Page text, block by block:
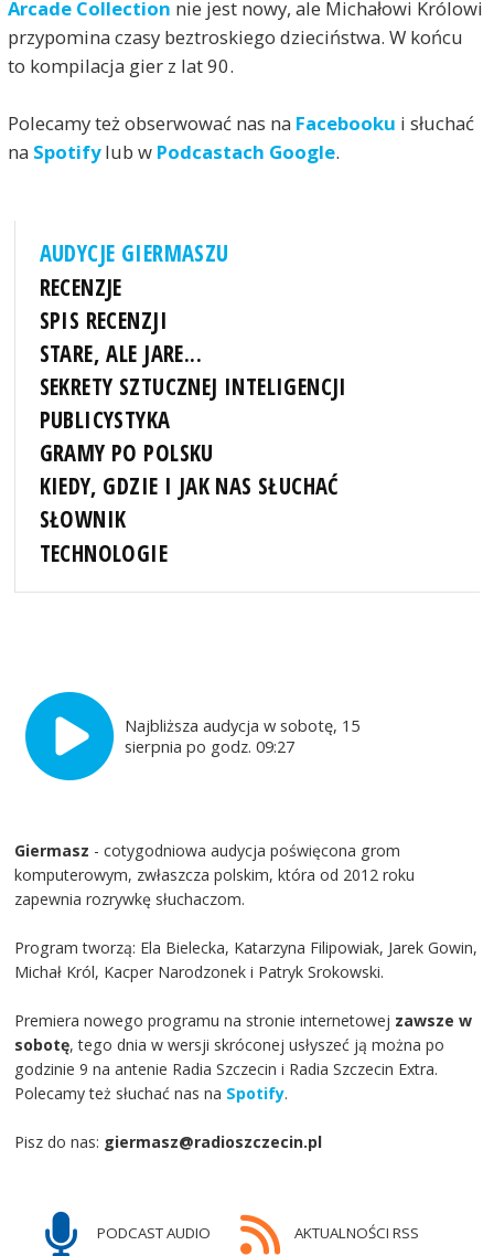
Arcade Collection nie jest nowy, ale Michałowi Królowi
przypomina czasy beztroskiego dzieciństwa. W końcu
to kompilacja gier z lat 90.
Polecamy też obserwować nas na Facebooku i słuchać
na Spotifylub w Podcastach Google.
AUDYCJE GIERMASZU
RECENZJE
SPIS RECENZJI
STARE, ALE JARE...
SEKRETY SZTUCZNEJ INTELIGENCJI
PUBLICYSTYKA
GRAMY PO POLSKU
KIEDY, GDZIE I JAK NAS SŁUCHAĆ
SŁOWNIK
TECHNOLOGIE
Najbliższa audycja w sobotę, 15
sierpnia po godz. 09:27
Giermasz - cotygodniowa audycja poświęcona grom
komputerowym, zwłaszcza polskim, która od 2012 roku
zapewnia rozrywkę słuchaczom.
Program tworzą: Ela Bielecka, Katarzyna Filipowiak, Jarek Gowin,
Michał Król, Kacper Narodzonek i Patryk Srokowski.
Premiera nowego programu na stronie internetowej zawsze w
sobotę, tego dnia w wersji skróconej usłyszeć ją można po
godzinie 9 na antenie Radia Szczecin i Radia Szczecin Extra.
Polecamy też słuchać nas na Spotify.
Pisz do nas: giermasz@radioszczecin.pl
PODCAST AUDIO AKTUALNOŚCI RSS